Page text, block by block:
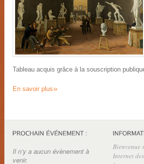
Tableau acquis grâce à la souscription
En savoir plus»
Il n’y a aucun évènement à
venir.
Bienvenue
Internet